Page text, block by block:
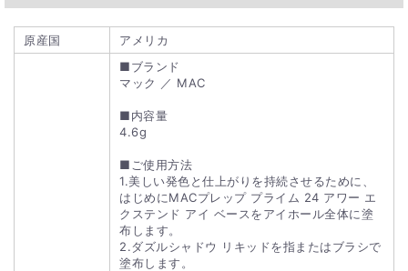
原産国 アメリカ
■ブランド
マック ／ MAC
■内容量
4.6g
■ご使用方法
1.美しい発色と仕上がりを持続させるために、
はじめにMACプレップ プライム 24 アワー エ
クステンド アイ ベースをアイホール全体に塗
布します。
2.ダズルシャドウ リキッドを指またはブラシで
塗布します。